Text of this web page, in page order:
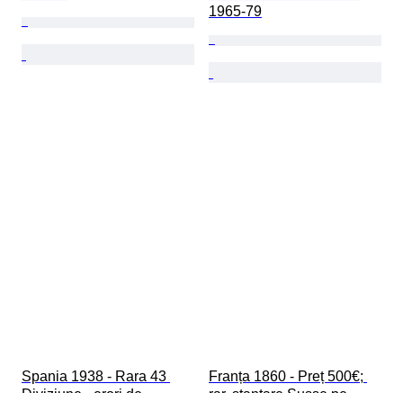
1965-79
Spania 1938 - Rara 43
Franța 1860 - Preț 500€;